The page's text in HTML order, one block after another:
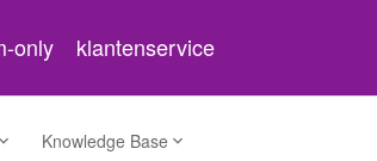
only klantenservice
Knowledge Base